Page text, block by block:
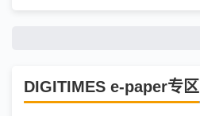
DIGITIMES e-paper专区